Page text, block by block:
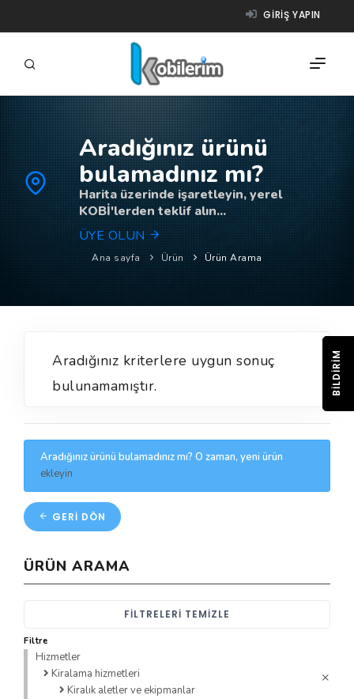
GIRIŞ YAPIN
FIRMALAR
ÜRÜNLER
NASIL ÇALIŞIR?
YARDIM
Aradığınız ürünü
bulamadınız mı?
Harita üzerinde işaretleyin, yerel
KOBİ'lerden teklif alın...
ÜYE OLUN
Ana sayfa Ürün Ürün Arama
Aradığınız kriterlere uygun sonuç
bulunamamıştır.
Aradığınız ürünü bulamadınız mı? O zaman, yeni ürün
ekleyin
GERI DÖN
ÜRÜN ARAMA
FILTRELERI TEMIZLE
Filtre
Hizmetler
Kiralama hizmetleri
Kiralık aletler ve ekipmanlar
BILDIRIM